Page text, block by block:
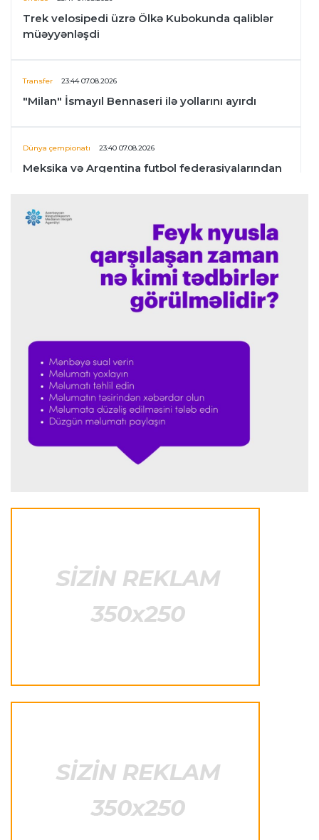
Trek velosipedi üzrə Ölkə Kubokunda qaliblər
müəyyənləşdi
Transfer 23:44 07.08.2026
"Milan" İsmayıl Bennaseri ilə yollarını ayırdı
Dünya çempionatı 23:40 07.08.2026
Meksika və Argentina futbol federasiyalarından
"Formula 1" pilotlarının 2026-cı il reytinqi
qatdı
Formula-1 23:29 07.08.2026
"Antonellinin potensialına heç vaxt şübhə
etməmişəm"
"Onun istedadı uşaq yaşlarından bəlli idi"
Lukaku ilə "Monako" arasında danışıqlar